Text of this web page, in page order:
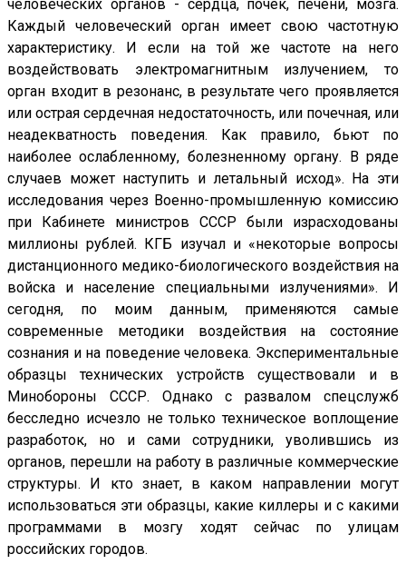
человеческих органов - сердца, почек, печени, мозга.
Каждый человеческий орган имеет свою частотную
характеристику. И если на той же частоте на него
воздействовать электромагнитным излучением, то
орган входит в резонанс, в результате чего проявляется
или острая сердечная недостаточность, или почечная, или
неадекватность поведения. Как правило, бьют по
наиболее ослабленному, болезненному органу. В ряде
случаев может наступить и летальный исход». На эти
исследования через Военно-промышленную комиссию
при Кабинете министров СССР были израсходованы
миллионы рублей. КГБ изучал и «некоторые вопросы
дистанционного медико-биологического воздействия на
войска и население специальными излучениями». И
сегодня, по моим данным, применяются самые
современные методики воздействия на состояние
сознания и на поведение человека. Экспериментальные
образцы технических устройств существовали и в
Минобороны СССР. Однако с развалом спецслужб
бесследно исчезло не только техническое воплощение
разработок, но и сами сотрудники, уволившись из
органов, перешли на работу в различные коммерческие
структуры. И кто знает, в каком направлении могут
использоваться эти образцы, какие киллеры и с какими
программами в мозгу ходят сейчас по улицам
российских городов.